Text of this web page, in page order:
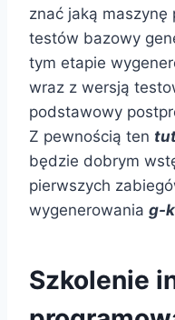
znać jaką
testów bazowy
tym etapie
wraz z wersją
podstawowy
Z pewnością ten
będzie dobrym
pierwszych
wygenerowania g-
Szkolenie